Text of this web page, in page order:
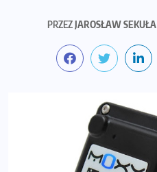
PRZEZJAROSŁAW SEKUŁA